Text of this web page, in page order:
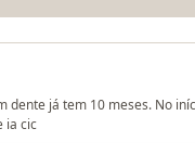
dente já tem 10 meses. No
ia cic